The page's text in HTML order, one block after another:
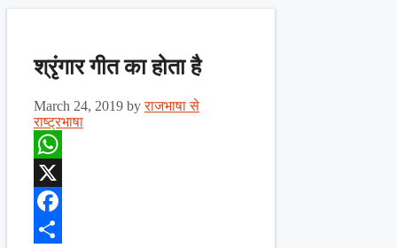
श्रृंगार गीत का होता है
March 24, 2019 byराजभाषा से
राष्ट्रभाषा
WhatsApp
X
Facebook